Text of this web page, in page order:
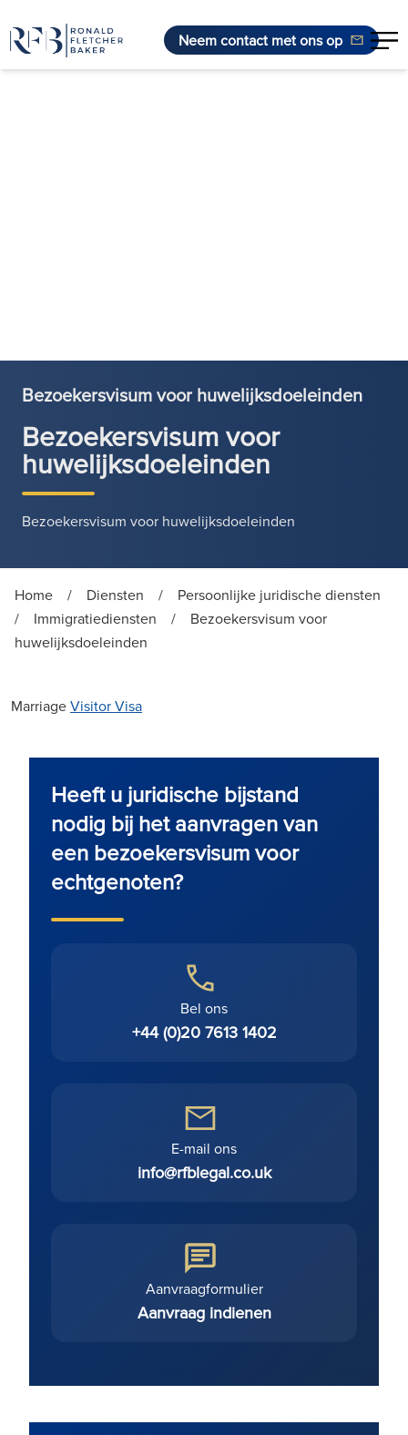
Neem contact met ons op
Bezoekersvisum voor huwelijksdoeleinden
Bezoekersvisum voor
huwelijksdoeleinden
Bezoekersvisum voor huwelijksdoeleinden
Home / Diensten /
Persoonlijke juridische diensten
/
Immigratiediensten /
Bezoekersvisum voor
huwelijksdoeleinden
MarriageVisitor Visa
Heeft u juridische bijstand
nodig bij het aanvragen van
een bezoekersvisum voor
echtgenoten?
Bel ons
+44 (0)20 7613 1402
E-mail ons
info@rfblegal.co.uk
Aanvraagformulier
Aanvraag indienen